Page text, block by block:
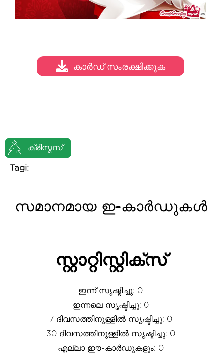
ക്രിസ്മസ്
Tagi:
കാർഡ് സംരക്ഷിക്കുക
സമാനമായ ഇ-കാർഡുകൾ
സ്റ്റാറ്റിസ്റ്റിക്സ്
ഇന്ന് സൃഷ്ടിച്ചു: 0
ഇന്നലെ സൃഷ്ടിച്ചു: 0
7 ദിവസത്തിനുള്ളിൽ സൃഷ്ടിച്ചു: 0
30 ദിവസത്തിനുള്ളിൽ സൃഷ്ടിച്ചു: 0
എല്ലാ ഈ-കാർഡുകളും: 0